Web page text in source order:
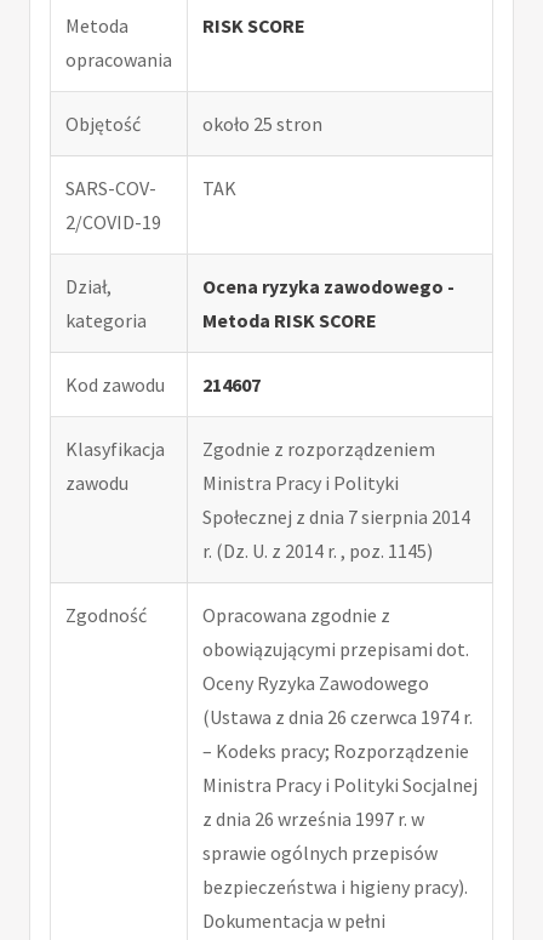
Metoda
opracowania
RISK SCORE
Objętość około 25 stron
SARS-COV-
2/COVID-19
TAK
Dział,
kategoria
Ocena ryzyka zawodowego -
Metoda RISK SCORE
Kod zawodu 214607
Klasyfikacja
zawodu
Zgodnie z rozporządzeniem
Ministra Pracy i Polityki
Społecznej z dnia 7 sierpnia 2014
r. (Dz. U. z 2014 r. , poz. 1145)
Zgodność
Opracowana zgodnie z
obowiązującymi przepisami dot.
Oceny Ryzyka Zawodowego
(Ustawa z dnia 26 czerwca 1974 r.
– Kodeks pracy; Rozporządzenie
Ministra Pracy i Polityki Socjalnej
z dnia 26 września 1997 r. w
sprawie ogólnych przepisów
bezpieczeństwa i higieny pracy).
Dokumentacja w pełni